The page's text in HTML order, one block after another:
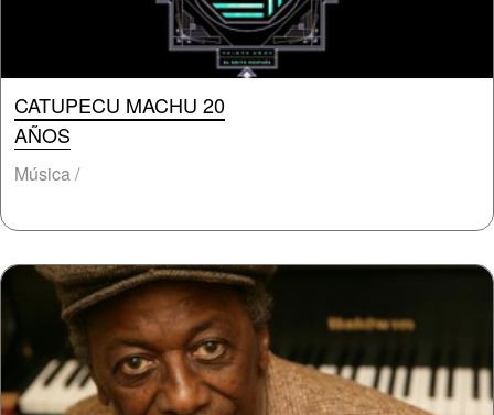
CATUPECU MACHU 20
AÑOS
Música /